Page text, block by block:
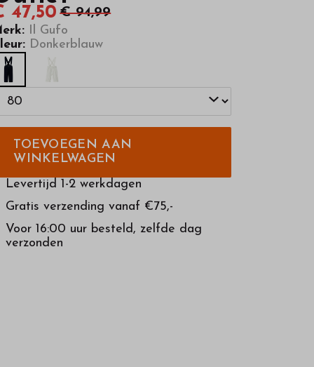
47,50 € 94,99
Il Gufo
Donkerblauw
TOEVOEGEN AAN
WINKELWAGEN
Levertijd 1-2 werkdagen
Gratis verzending vanaf €75,-
Voor 16:00 uur besteld, zelfde dag
verzonden